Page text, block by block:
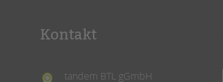
Kontakt
tandem BTL gGmbH